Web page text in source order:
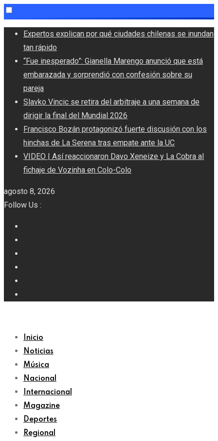
Skip
content
Expertos explican por qué ciudades chilenas se inundan
tan rápido
“Fue inesperado”: Gianella Marengo anunció que está
embarazada y sorprendió con confesión sobre su
pareja
Slavko Vincic se retira del arbitraje a una semana de
dirigir la final del Mundial 2026
Francisco Bozán protagonizó fuerte discusión con los
hinchas de La Serena tras empate ante la UC
VIDEO | Así reaccionaron Davo Xeneize y La Cobra al
fichaje de Vozinha en Colo-Colo
agosto 8, 2026
Follow Us :
Inicio
Noticias
Música
Nacional
Internacional
Magazine
Deportes
Regional